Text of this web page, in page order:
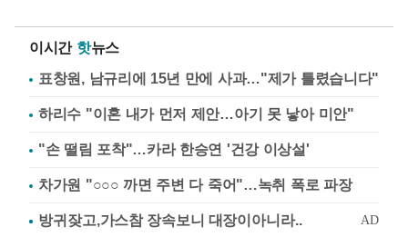
이시간 핫뉴스
표창원, 남규리에 15년 만에 사과…"제가 틀렸습니다"
하리수 "이혼 내가 먼저 제안…아기 못 낳아 미안"
"손 떨림 포착"…카라 한승연 '건강 이상설'
차가원 "○○○ 까면 주변 다 죽어"…녹취 폭로 파장